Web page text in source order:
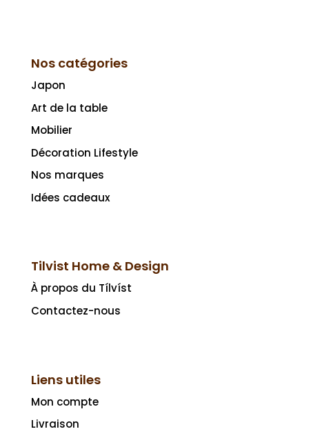
Nos catégories
Japon
Art de la table
Mobilier
Décoration Lifestyle
Nos marques
Idées cadeaux
Tilvist Home & Design
À propos du Tílvíst
Contactez-nous
Liens utiles
Mon compte
Livraison